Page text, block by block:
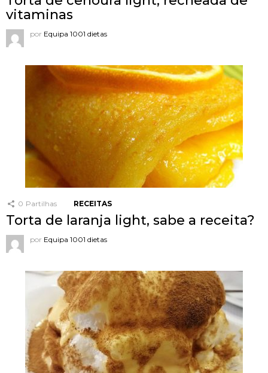
vitaminas
por Equipa 1001 dietas
0 Partilhas RECEITAS
Torta de laranja light, sabe a receita?
por Equipa 1001 dietas